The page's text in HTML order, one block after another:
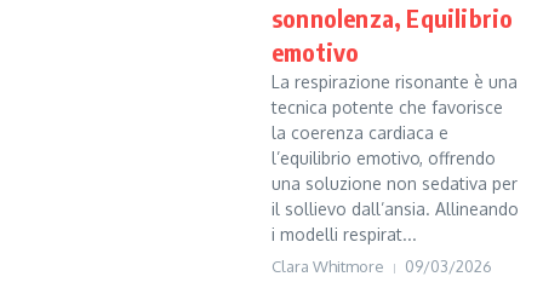
sonnolenza, Equilibrio
emotivo
La respirazione risonante è una
tecnica potente che favorisce
la coerenza cardiaca e
l’equilibrio emotivo, offrendo
una soluzione non sedativa per
il sollievo dall’ansia. Allineando
i modelli respirat...
Clara Whitmore 09/03/2026